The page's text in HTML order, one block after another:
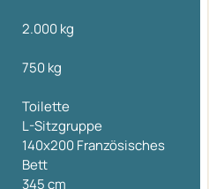
2.000 kg
750 kg
Toilette
L-Sitzgruppe
140x200 Französisches
Bett
345 cm